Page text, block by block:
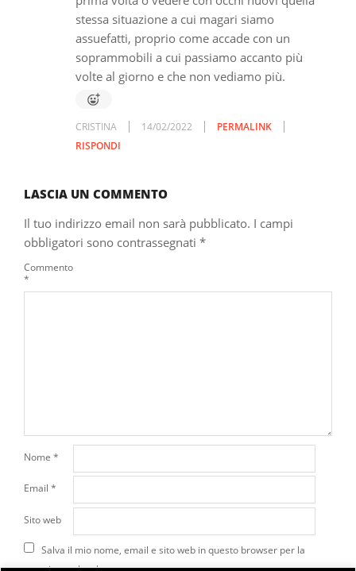
stessa situazione a cui magari siamo
assuefatti, proprio come accade con un
soprammobili a cui passiamo accanto più
volte al giorno e che non vediamo più.
CRISTINA 14/02/2022
PERMALINK
RISPONDI
LASCIA UN COMMENTO
Il tuo indirizzo email non sarà pubblicato. I campi
obbligatori sono contrassegnati *
Commento
*
Nome *
Email *
Sito web
Salva il mio nome, email e sito web in questo browser per la